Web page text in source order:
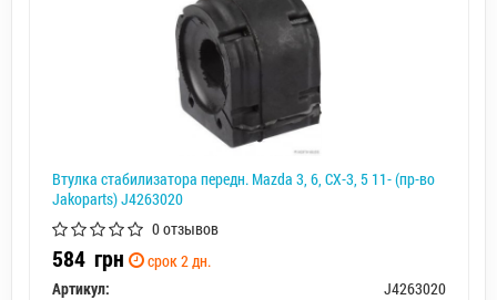
Втулка стабилизатора передн. Mazda 3, 6, CX-3, 5 11- (пр-во
Jakoparts) J4263020
0 отзывов
584 грн
срок 2 дн.
Артикул:
J4263020